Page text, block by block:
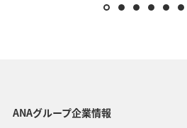
ANAグループ企業情報